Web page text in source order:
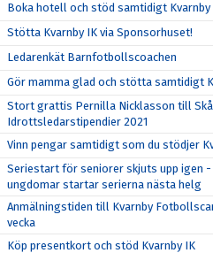
Boka hotell och stöd samtidigt Kvarnby
Stötta Kvarnby IK via Sponsorhuset!
Ledarenkät Barnfotbollscoachen
Gör mamma glad och stötta samtidigt
Stort grattis Pernilla Nicklasson till
Idrottsledarstipendier 2021
Vinn pengar samtidigt som du stödjer
Seriestart för seniorer skjuts upp igen -
ungdomar startar serierna nästa helg
Anmälningstiden till Kvarnby
vecka
Köp presentkort och stöd Kvarnby IK